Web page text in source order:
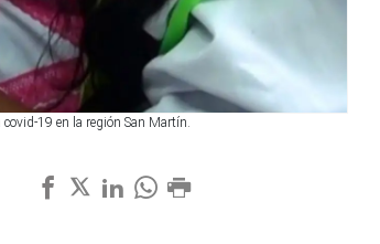
19 en la región San Martín.